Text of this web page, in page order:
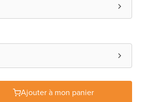
Ajouter à mon panier